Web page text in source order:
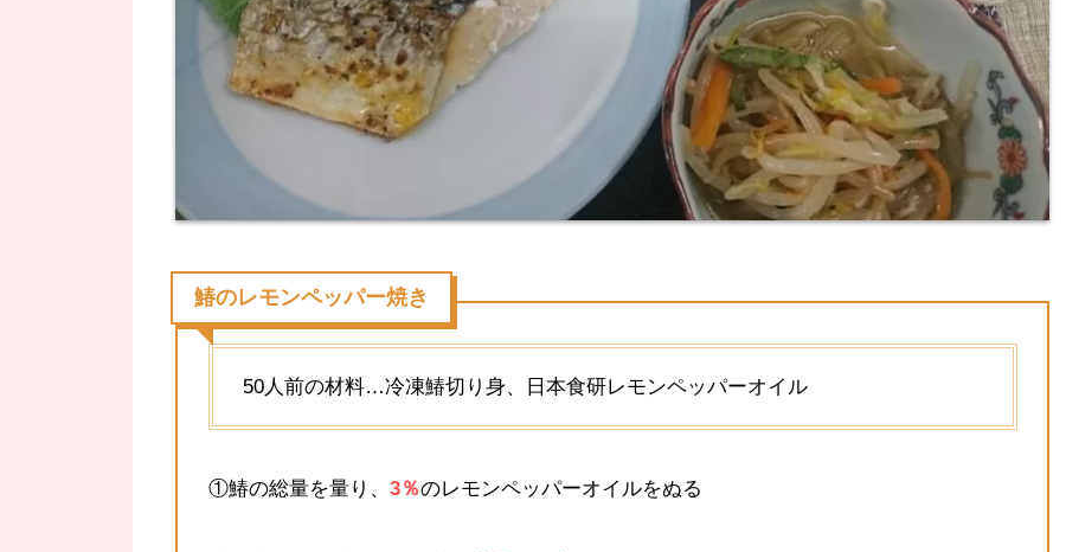
鰆のレモンペッパー焼き
50人前の材料…冷凍鰆切り身、日本食研レモンペッパーオイル
①鰆の総量を量り、 3％のレモンペッパーオイルをぬる